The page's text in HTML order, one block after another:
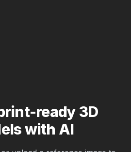
ready 3D
with AI